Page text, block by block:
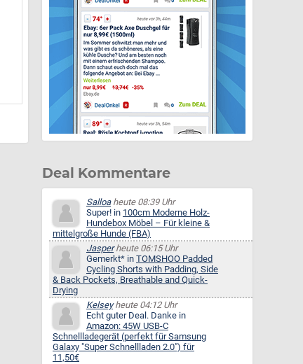
Deal Kommentare
Salloaheute 08:39 Uhr
Super! in 100cm Moderne Holz-
Hundebox Möbel – Für kleine &
mittelgroße Hunde (FBA)
Jasperheute 06:15 Uhr
Gemerkt* in TOMSHOO Padded
Cycling Shorts with Padding, Side
& Back Pockets, Breathable and Quick-
Drying
Kelseyheute 04:12 Uhr
Echt guter Deal. Danke in
Amazon: 45W USB-C
Schnellladegerät (perfekt für Samsung
Galaxy "Super Schnellladen 2.0") für
11,50€